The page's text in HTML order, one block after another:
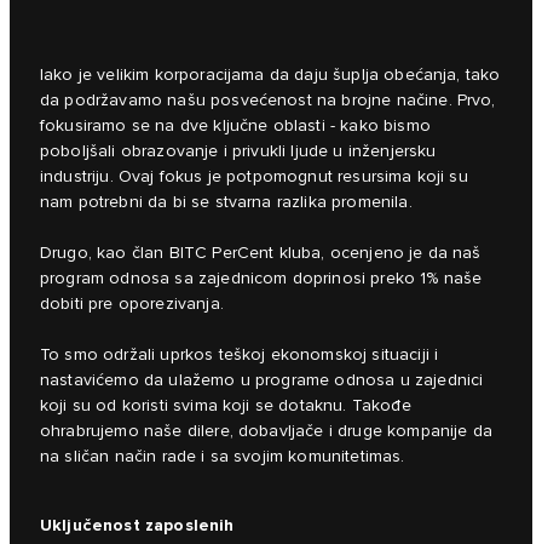
lako je velikim korporacijama da daju šuplja obećanja, tako
da podržavamo našu posvećenost na brojne načine. Prvo,
fokusiramo se na dve ključne oblasti - kako bismo
poboljšali obrazovanje i privukli ljude u inženjersku
industriju. Ovaj fokus je potpomognut resursima koji su
nam potrebni da bi se stvarna razlika promenila.
Drugo, kao član BITC PerCent kluba, ocenjeno je da naš
program odnosa sa zajednicom doprinosi preko 1% naše
dobiti pre oporezivanja.
To smo održali uprkos teškoj ekonomskoj situaciji i
nastavićemo da ulažemo u programe odnosa u zajednici
koji su od koristi svima koji se dotaknu. Takođe
ohrabrujemo naše dilere, dobavljače i druge kompanije da
na sličan način rade i sa svojim komunitetimas.
Uključenost zaposlenih